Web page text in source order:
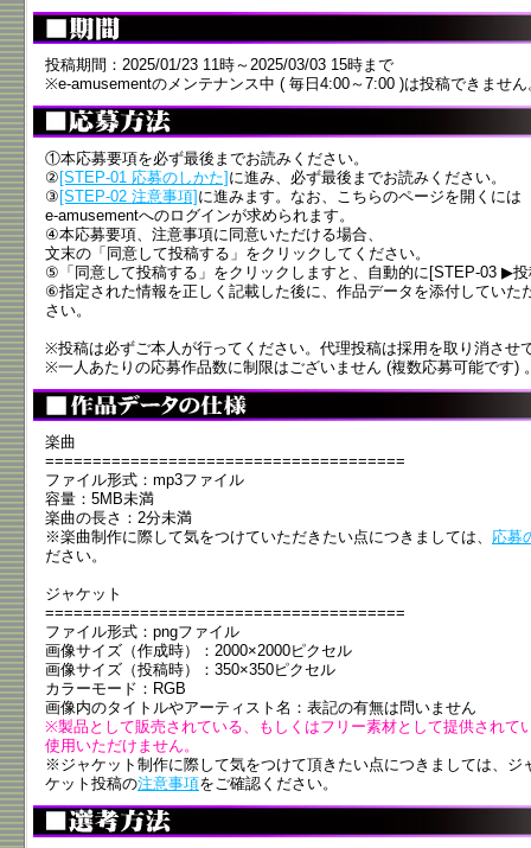
投稿期間：2025/01/23 11時～2025/03/03 15時まで
※e-amusementのメンテナンス中 ( 毎日4:00～7:00 )は投稿できません
①本応募要項を必ず最後までお読みください。
② [STEP-01 応募のしかた] に進み、必ず最後までお読みください。
③ [STEP-02 注意事項] に進みます。なお、こちらのページを開くには
e-amusementへのログインが求められます。
④本応募要項、注意事項に同意いただける場合、
文末の「同意して投稿する」をクリックしてください。
⑤「同意して投稿する」をクリックしますと、自動的に[STEP-03 ▶
⑥指定された情報を正しく記載した後に、作品データを添付していた
さい。
※投稿は必ずご本人が行ってください。代理投稿は採用を取り消させ
※一人あたりの応募作品数に制限はございません (複数応募可能です)
楽曲
======================================
ファイル形式：mp3ファイル
容量：5MB未満
楽曲の長さ：2分未満
※楽曲制作に際して気をつけていただきたい点につきましては、 応募
ださい。
ジャケット
======================================
ファイル形式：pngファイル
画像サイズ（作成時）：2000×2000ピクセル
画像サイズ（投稿時）：350×350ピクセル
カラーモード：RGB
画像内のタイトルやアーティスト名：表記の有無は問いません
※製品として販売されている、もしくはフリー素材として提供されて
使用いただけません。
※ジャケット制作に際して気をつけて頂きたい点につきましては、ジ
ケット投稿の注意事項をご確認ください。